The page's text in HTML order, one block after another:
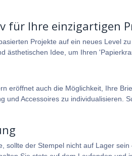
für Ihre einzigartigen
Projekte auf ein neues Level
ästhetischen Idee, um Ihren
eröffnet auch die Möglichkeit, Ihre
Accessoires zu individualisieren.
der Stempel nicht auf Lager